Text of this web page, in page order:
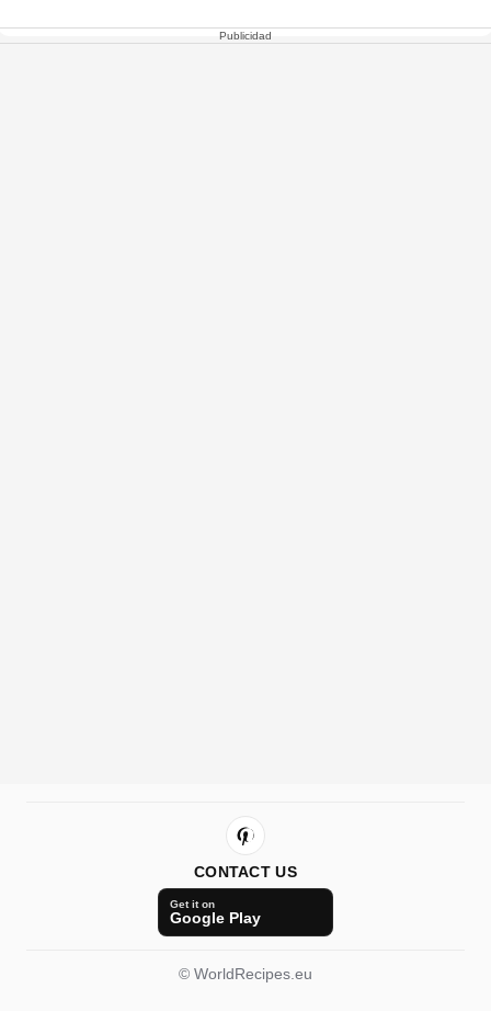
Publicidad
CONTACT US
Get it on
Google Play
© WorldRecipes.eu